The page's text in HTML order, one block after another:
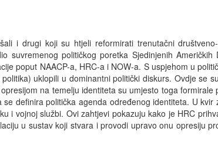
i drugi koji su htjeli reformirati trenutačni
političkog poretka Sjedinjenih Američkih
poput NAACP-a, HRC-a i NOW-a. S uspjehom u
uklopili u dominantni politički diskurs. Ovdje se
na temelju identiteta su umjesto toga formirale
definira politička agenda određenog identiteta. U kvir
i vojnoj službi. Ovi zahtjevi pokazuju kako je HRC
u sustav koji stvara i provodi upravo onu opresiju